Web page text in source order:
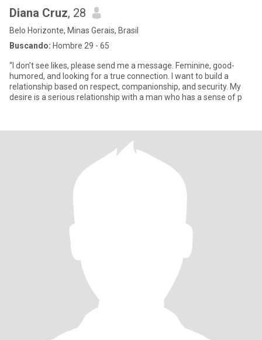
Diana Cruz, 28
Belo Horizonte, Minas Gerais, Brasil
Buscando: Hombre 29 - 65
“I don’t see likes, please send me a message. Feminine, good-
humored, and looking for a true connection. I want to build a
relationship based on respect, companionship, and security. My
desire is a serious relationship with a man who has a sense of p